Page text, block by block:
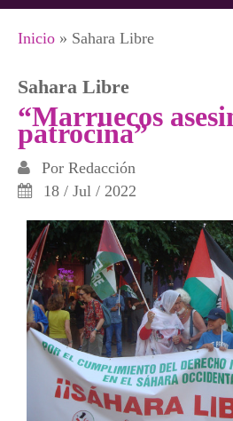
Se encuentra
Inicio » Sahara Libre
Sahara Libre
“Marruecos
patrocina”
Por Redacción
18 / Jul / 2022